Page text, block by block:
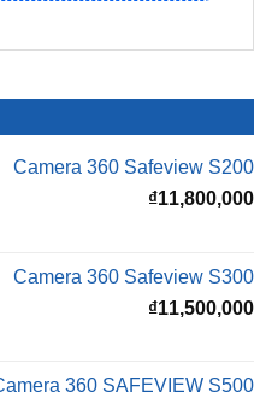
Camera 360 Safeview S200
₫11,800,000
Camera 360 Safeview S300
Camera 360 SAFEVIEW S500
gốc